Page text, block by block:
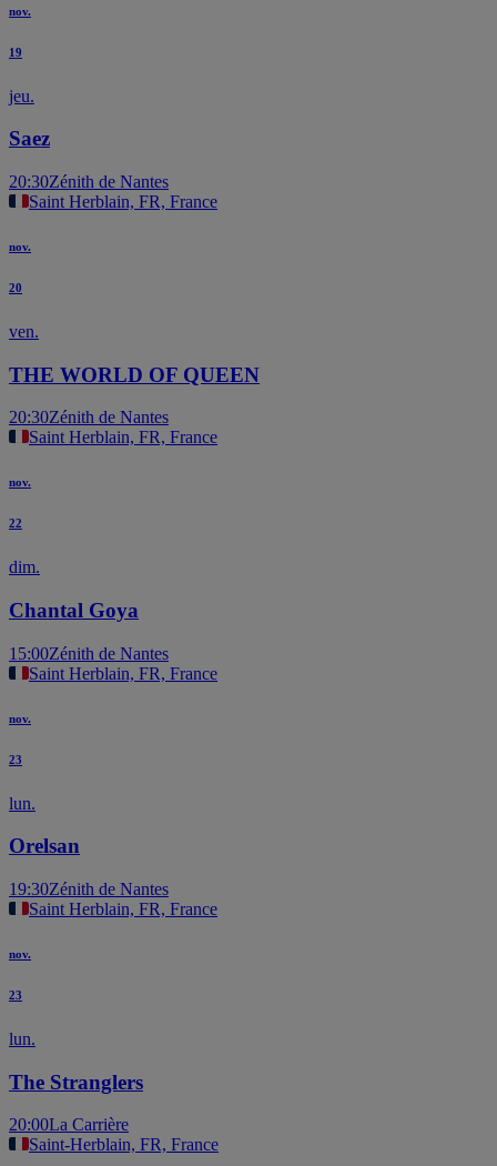
nov.
19
jeu.
Saez
20:30Zénith de Nantes
Saint Herblain, FR, France
nov.
20
ven.
THE WORLD OF QUEEN
20:30Zénith de Nantes
Saint Herblain, FR, France
nov.
22
dim.
Chantal Goya
15:00Zénith de Nantes
Saint Herblain, FR, France
nov.
23
lun.
Orelsan
19:30Zénith de Nantes
Saint Herblain, FR, France
nov.
23
lun.
The Stranglers
20:00La Carrière
Saint-Herblain, FR, France